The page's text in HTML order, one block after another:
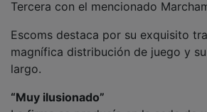
magnífica distribución de juego y
largo.
La firma se producía en la sede de